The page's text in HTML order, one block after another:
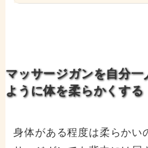
マッサージガンを自分
ように体を柔らかくする
身体がある程度は柔らかい